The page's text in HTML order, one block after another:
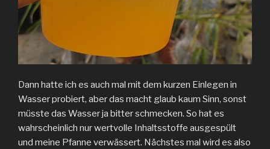
Dann hatte ich es auch mal mit dem kurzen Einlegen in
Wasser probiert, aber das macht glaub kaum Sinn, sonst
müsste das Wasser ja bitter schmecken. So hat es
wahrscheinlich nur wertvolle Inhaltsstoffe ausgespült
und meine Pfanne verwässert. Nächstes mal wird es also